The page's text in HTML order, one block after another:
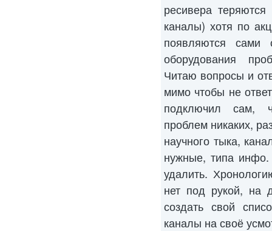
ресивера
каналы) хотя по
появляются сами
оборудования
Читаю вопросы и
мимо чтобы не
подключил сам,
проблем никаких,
научного тыка,
нужные, типа
удалить.
нет под рукой, на
создать свой
каналы на своё